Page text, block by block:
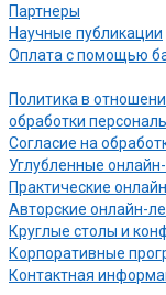
Партнеры
Научные публикации
Оплата с помощью
Политика в
обработки
Согласие на
Углубленные
Практические
Авторские онлайн-
Круглые столы и
Корпоративные
Контактная